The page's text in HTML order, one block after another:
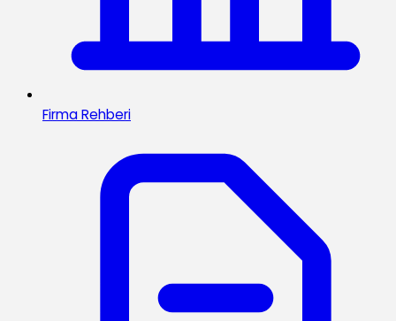
Firma Rehberi